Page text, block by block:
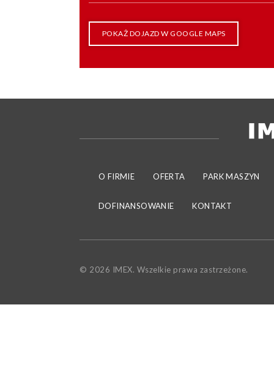
POKAŻ DOJAZD W GOOGLE MAPS
O FIRMIE OFERTA PARK MASZYN
DOFINANSOWANIE KONTAKT
© 2026 IMEX. Wszelkie prawa zastrzeżone.